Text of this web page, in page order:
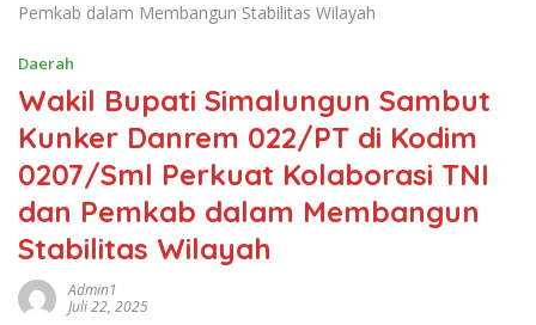
Pemkab dalam Membangun Stabilitas Wilayah
Daerah
Wakil Bupati Simalungun Sambut
Kunker Danrem 022/PT di Kodim
0207/Sml Perkuat Kolaborasi TNI
dan Pemkab dalam Membangun
Stabilitas Wilayah
Admin1
Juli 22, 2025